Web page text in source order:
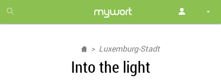
month
free
Luxemburg-Stadt
Into the light